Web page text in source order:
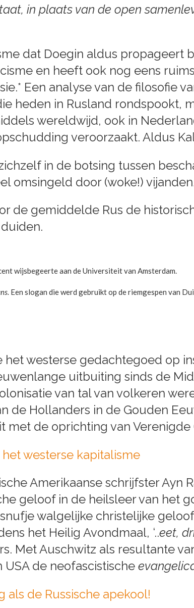
in plaats van de open
dat Doegin aldus propageert
en heeft ook nog eens
Een analyse van de filosofie
heden in Rusland rondspookt,
wereldwijd, ook in
veroorzaakt. Aldus Kal
in de botsing tussen
omsingeld door (woke!)
de gemiddelde Rus de
wijsbegeerte aan de Universiteit van Amsterdam.
Een slogan die werd gebruikt op de riemgespen van
het westerse gedachtegoed op
uitbuiting sinds de
van tal van volkeren
de Hollanders in de Gouden
met de oprichting van
westerse kapitalisme
Amerikaanse schrijfster Ayn
geloof in de heilsleer van het
walgelijke christelijke
het Heilig Avondmaal, ‘..eet,
Met Auschwitz als resultante
de neofascistische
als de Russische apekool!